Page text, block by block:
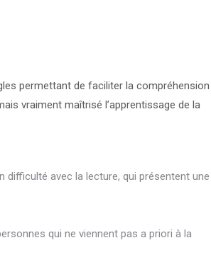
permettant de faciliter la compréhension
vraiment maîtrisé l’apprentissage de la
difficulté avec la lecture, qui présentent une
qui ne viennent pas a priori à la